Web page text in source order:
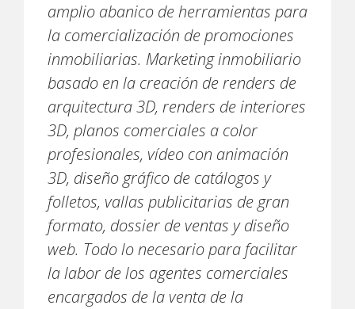
amplio abanico de herramientas para
la comercialización de promociones
inmobiliarias. Marketing inmobiliario
basado en la creación de renders de
arquitectura 3D, renders de interiores
3D, planos comerciales a color
profesionales, vídeo con animación
3D, diseño gráfico de catálogos y
folletos, vallas publicitarias de gran
formato, dossier de ventas y diseño
web. Todo lo necesario para facilitar
la labor de los agentes comerciales
encargados de la venta de la